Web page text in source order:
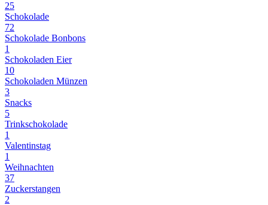
25
Schokolade
72
Schokolade Bonbons
1
Schokoladen Eier
10
Schokoladen Münzen
3
Snacks
5
Trinkschokolade
1
Valentinstag
1
Weihnachten
37
Zuckerstangen
2